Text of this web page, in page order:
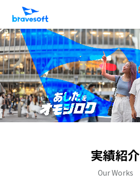
実績紹介
Our Works